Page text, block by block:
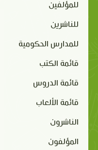
للمؤلفين
للناشرين
للمدارس الحكومية
قائمة الكتب
قائمة الدروس
قائمة الألعاب
الناشرون
المؤلفون